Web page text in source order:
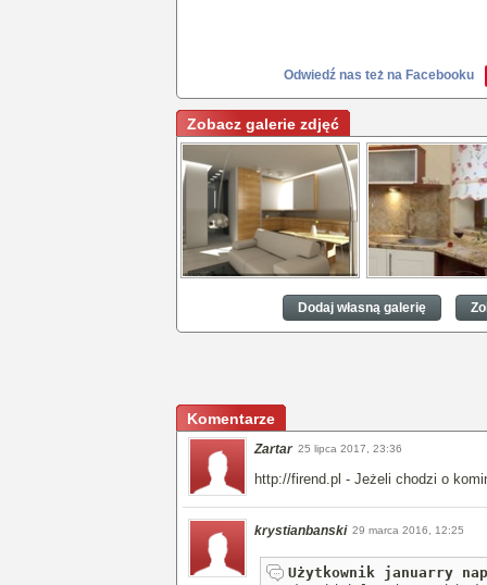
Odwiedź nas też na Facebooku
Zobacz galerie zdjęć
Dodaj własną galerię
Komentarze
Zartar 25 lipca 2017, 23:36
http://firend.pl - Jeżeli chodzi o
krystianbanski 29 marca 2016, 12:25
Użytkownik januarry